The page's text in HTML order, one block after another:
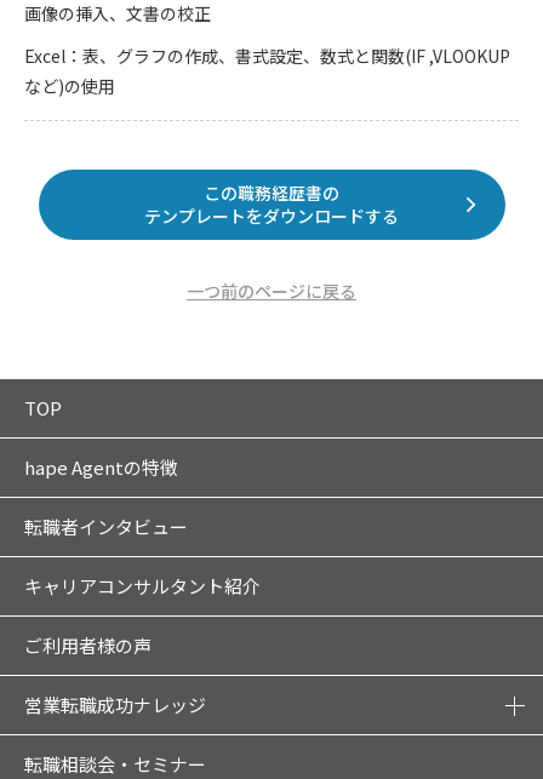
画像の挿入、文書の校正
Excel：表、グラフの作成、書式設定、数式と関数(IF ,VLOOKUP
など)の使用
この職務経歴書の
テンプレートをダウンロードする
一つ前のページに戻る
TOP
hape Agentの特徴
転職者インタビュー
キャリアコンサルタント紹介
ご利用者様の声
営業転職成功ナレッジ
転職相談会・セミナー